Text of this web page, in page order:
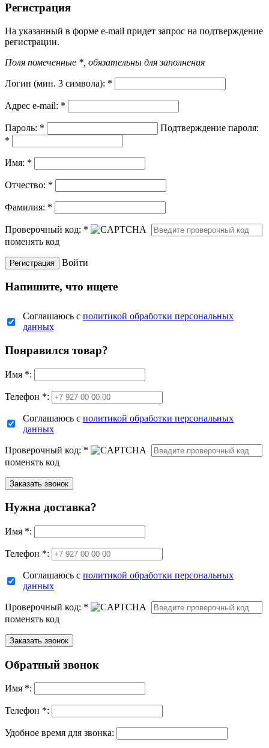
Регистрация
На указанный в форме e-mail придет запрос на подтверждение
регистрации.
Поля помеченные *, обязательны для заполнения
Логин (мин. 3 символа): *
Адрес e-mail: *
Пароль: *
Подтверждение пароля:
*
Имя: *
Отчество: *
Фамилия: *
Проверочный код: *
поменять код
Войти
Напишите, что ищете
Соглашаюсь с политикой обработки персональных
данных
Понравился товар?
Имя *:
Телефон *:
Соглашаюсь с политикой обработки персональных
данных
Проверочный код: *
поменять код
Нужна доставка?
Имя *:
Телефон *:
Соглашаюсь с политикой обработки персональных
данных
Проверочный код: *
поменять код
Обратный звонок
Имя *:
Телефон *:
Удобное время для звонка: